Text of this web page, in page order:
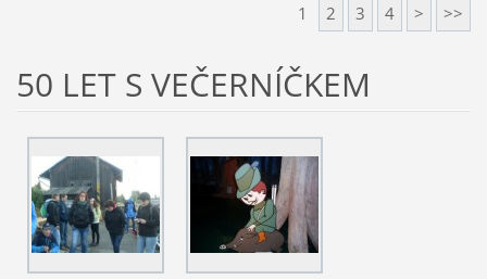
1 2 3 4 > >>
50 LET S VEČERNÍČKEM